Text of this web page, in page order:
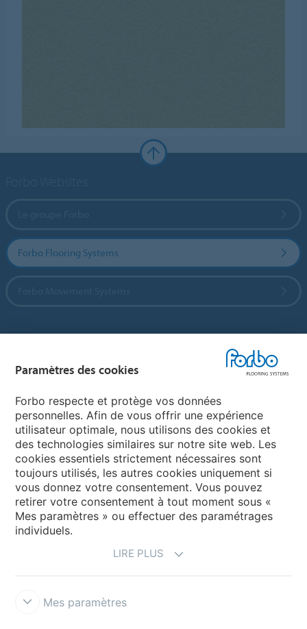
Forbo Flooring Systems
My Forbo
LEXIQUE
PLAN DU SITE
Paramètres des cookies
Forbo respecte et protège vos données
personnelles. Afin de vous offrir une expérience
utilisateur optimale, nous utilisons des cookies et
des technologies similaires sur notre site web. Les
cookies essentiels strictement nécessaires sont
toujours utilisés, les autres cookies uniquement si
vous donnez votre consentement. Vous pouvez
retirer votre consentement à tout moment sous «
Mes paramètres » ou effectuer des paramétrages
individuels.
LIRE PLUS
Mes paramètres